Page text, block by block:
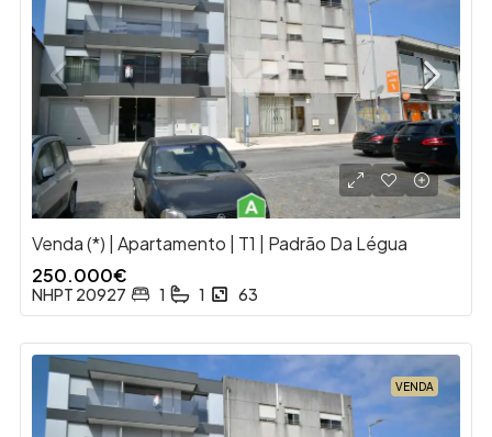
Venda (*) | Apartamento | T1 | Padrão Da Légua
250.000€
NHPT 20927 1 1 63
VENDA